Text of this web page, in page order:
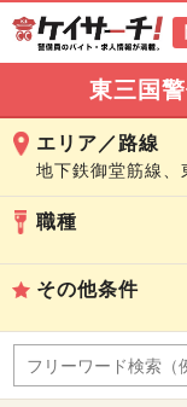
東三国
エリア／路線
地下鉄御堂筋線、
職種
その他条件